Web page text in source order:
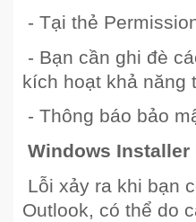
- Tại thẻ
- Bạn cần ghi đè
kích hoạt khả năng
- Thông báo bảo
Windows Installer
Lỗi xảy ra khi bạn
Outlook, có thể do